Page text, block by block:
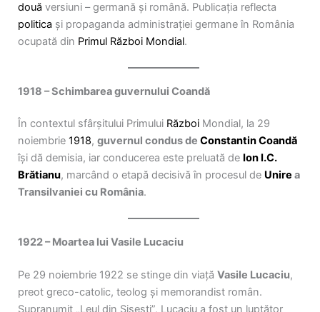
două versiuni – germană și română. Publicația reflecta
politica și propaganda administrației germane în România
ocupată din Primul Război Mondial.
1918 – Schimbarea guvernului Coandă
În contextul sfârșitului Primului Război Mondial, la 29
noiembrie 1918, guvernul condus de Constantin Coandă
își dă demisia, iar conducerea este preluată de Ion I.C.
Brătianu, marcând o etapă decisivă în procesul de Unire a
Transilvaniei cu România.
1922 – Moartea lui Vasile Lucaciu
Pe 29 noiembrie 1922 se stinge din viață Vasile Lucaciu,
preot greco-catolic, teolog și memorandist român.
Supranumit „Leul din Șișești”, Lucaciu a fost un luptător